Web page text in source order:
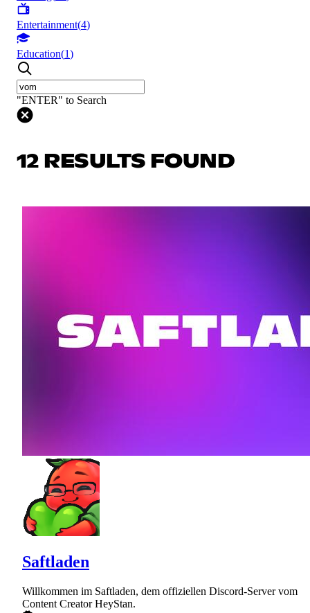
Entertainment(4)
Education(1)
"ENTER" to Search
12 RESULTS FOUND
Saftladen
Willkommen im Saftladen, dem offiziellen Discord-Server vom
Content Creator HeyStan.